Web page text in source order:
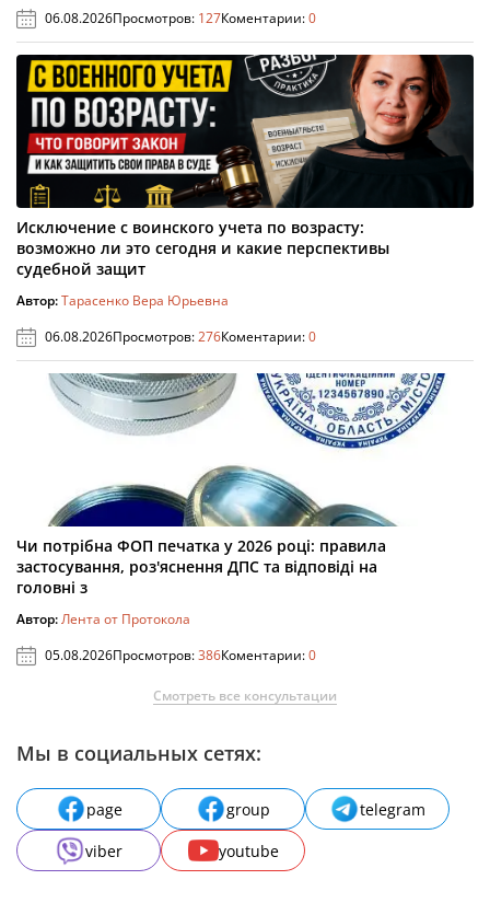
06.08.2026Просмотров: 127Коментарии:0
Исключение с воинского учета по возрасту:
возможно ли это сегодня и какие перспективы
судебной защит
Автор:Тарасенко Вера Юрьевна
06.08.2026Просмотров:276Коментарии:0
Чи потрібна ФОП печатка у 2026 році: правила
застосування, роз'яснення ДПС та відповіді на
головні з
Автор:Лента от Протокола
05.08.2026Просмотров:386Коментарии:0
Смотреть все консультации
Мы в социальных сетях:
page group
telegram
viber
youtube